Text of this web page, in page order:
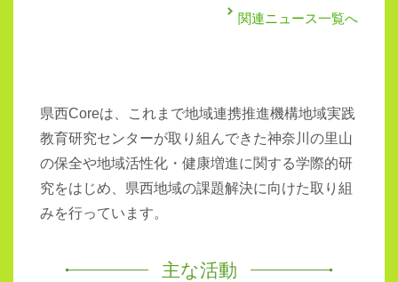
関連ニュース一覧へ
県西Coreは、これまで地域連携推進機構地域実践
教育研究センターが取り組んできた神奈川の里山
の保全や地域活性化・健康増進に関する学際的研
究をはじめ、県西地域の課題解決に向けた取り組
みを行っています。
主な活動